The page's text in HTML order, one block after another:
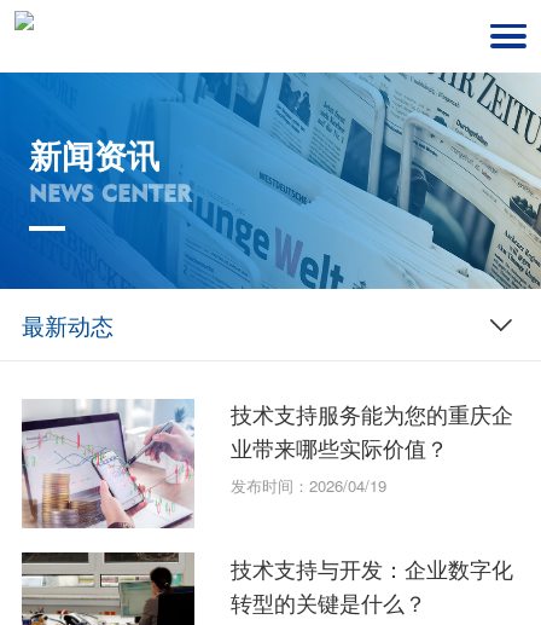
新闻资讯
NEWS CENTER
最新动态
技术支持服务能为您的重庆企
业带来哪些实际价值？
发布时间：2026/04/19
技术支持与开发：企业数字化
转型的关键是什么？